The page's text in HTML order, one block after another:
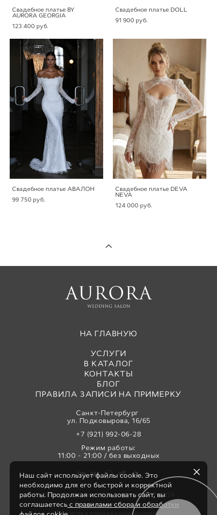
Свадебное платье BY
AURORA GEORGIA
123 400 pуб.
Свадебное платье DOLL
91 900 pуб.
Свадебное платье АВАЛОН
99 750 pуб.
Свадебное платье DEVA
NEVA
124 000 pуб.
НА ГЛАВНУЮ
УСЛУГИ
В КАТАЛОГ
КОНТАКТЫ
БЛОГ
ПРАВИЛА ЗАПИСИ НА ПРИМЕРКУ
Санкт-Петербург
ул. Подковырова, 16/65
+7 (921) 992-06-28
Режим работы:
11:00 - 21:00 / без выходных
Свадебный салон «Аврора» © 2017-2026
Все права защищены
Политика конфиденциальности
Наш сайт использует файлы cookie. Это
необходимо для его быстрой и корректной
работы. Продолжая использовать сайт, вы
соглашаетесь с правилами сбора и обработки